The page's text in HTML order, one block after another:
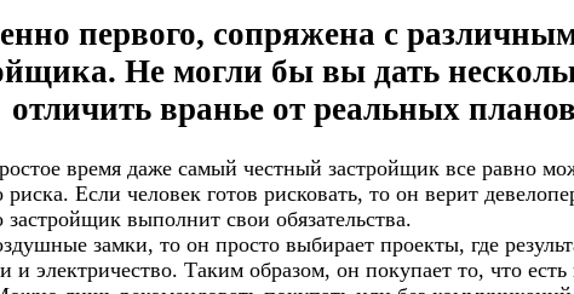
первого, сопряжена с
Не могли бы вы дать
отличить вранье от реальных
время даже самый честный застройщик все равно
Если человек готов рисковать, то он верит
выполнит свои обязательства.
замки, то он просто выбирает проекты, где
и электричество. Таким образом, он покупает то, что